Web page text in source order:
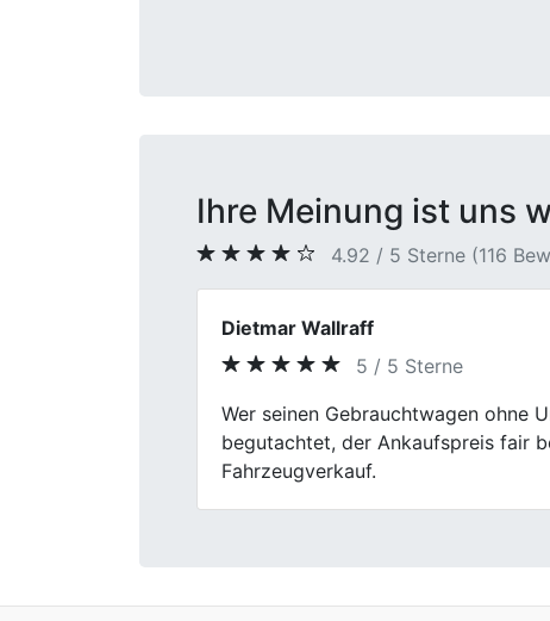
Ihre Meinung ist uns
4.92 / 5 Sterne (116
Heinrich Baumann
5 / 5 Sterne
Nach meiner Erfahrung arbeitet
ruhig und verständlich beantwortet.